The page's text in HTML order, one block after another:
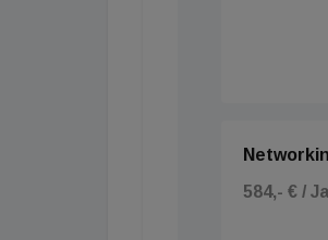
584,- € /